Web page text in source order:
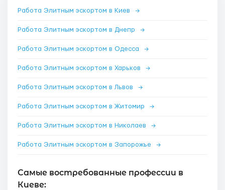
Работа Элитным эскортом в Киев →
Работа Элитным эскортом в Днепр →
Работа Элитным эскортом в Одесса →
Работа Элитным эскортом в Харьков →
Работа Элитным эскортом в Львов →
Работа Элитным эскортом в Житомир →
Работа Элитным эскортом в Николаев →
Работа Элитным эскортом в Запорожье →
Самые востребованные профессии в
Киеве: